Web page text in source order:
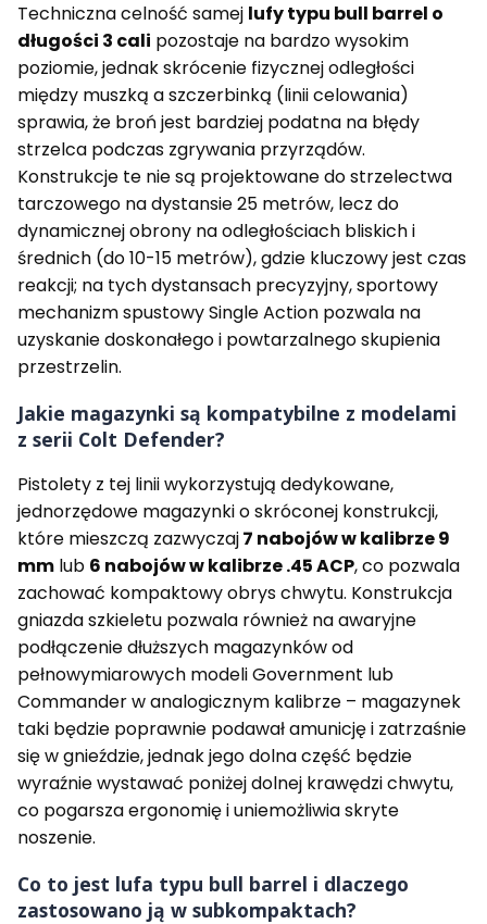
Techniczna celność samej lufy typu bull barrel o
długości 3 cali pozostaje na bardzo wysokim
poziomie, jednak skrócenie fizycznej odległości
między muszką a szczerbinką (linii celowania)
sprawia, że broń jest bardziej podatna na błędy
strzelca podczas zgrywania przyrządów.
Konstrukcje te nie są projektowane do strzelectwa
tarczowego na dystansie 25 metrów, lecz do
dynamicznej obrony na odległościach bliskich i
średnich (do 10-15 metrów), gdzie kluczowy jest czas
reakcji; na tych dystansach precyzyjny, sportowy
mechanizm spustowy Single Action pozwala na
uzyskanie doskonałego i powtarzalnego skupienia
przestrzelin.
Jakie magazynki są kompatybilne z modelami
z serii Colt Defender?
Pistolety z tej linii wykorzystują dedykowane,
jednorzędowe magazynki o skróconej konstrukcji,
które mieszczą zazwyczaj7 nabojów w kalibrze 9
mm lub 6 nabojów w kalibrze .45 ACP, co pozwala
zachować kompaktowy obrys chwytu. Konstrukcja
gniazda szkieletu pozwala również na awaryjne
podłączenie dłuższych magazynków od
pełnowymiarowych modeli Government lub
Commander w analogicznym kalibrze – magazynek
taki będzie poprawnie podawał amunicję i zatrzaśnie
się w gnieździe, jednak jego dolna część będzie
wyraźnie wystawać poniżej dolnej krawędzi chwytu,
co pogarsza ergonomię i uniemożliwia skryte
noszenie.
Co to jest lufa typu bull barrel i dlaczego
zastosowano ją w subkompaktach?